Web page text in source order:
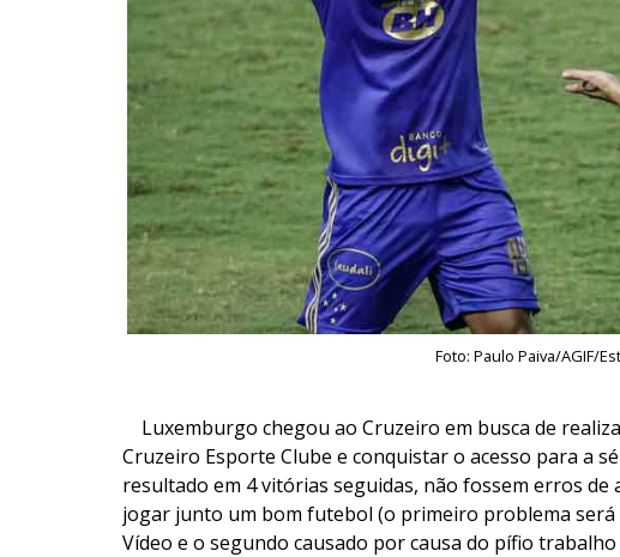
Foto: Paulo Paiva/AGIF/
Luxemburgo chegou ao Cruzeiro em busca de
Cruzeiro Esporte Clube e conquistar o acesso para a
resultado em 4 vitórias seguidas, não fossem erros
jogar junto um bom futebol (o primeiro problema
Vídeo e o segundo causado por causa do pífio